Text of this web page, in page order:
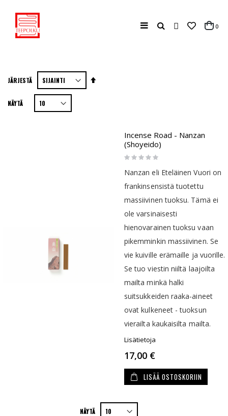
Haku Cart0
JÄRJESTÄ
Aseta
NÄYTÄ
Incense Road - Nanzan
(Shoyeido)
Rating:
0%
Nanzan eli Eteläinen Vuori on
frankinsensistä tuotettu
massiivinen tuoksu. Tämä ei
ole varsinaisesti
hienovarainen tuoksu vaan
pikemminkin massiivinen. Se
vie kuiville erämaille ja vuorille.
Se tuo viestin niiltä laajoilta
mailta minkä halki
suitsukkeiden raaka-aineet
ovat kulkeneet - tuoksun
vierailta kaukaisilta mailta.
Lisätietoja
17,00 €
LISÄÄ OSTOSKORIIN
NÄYTÄ